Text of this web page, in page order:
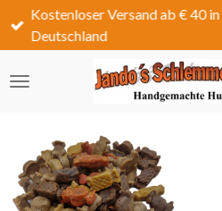
Zum
Hauptinhalt
Kostenloser Versand ab € 40
Deutschland